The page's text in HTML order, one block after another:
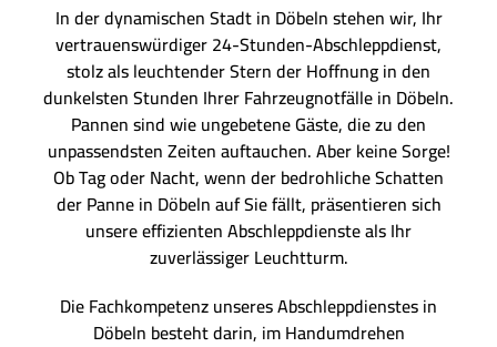
In der dynamischen Stadt in Döbeln stehen wir, Ihr
vertrauenswürdiger 24-Stunden-Abschleppdienst,
stolz als leuchtender Stern der Hoffnung in den
dunkelsten Stunden Ihrer Fahrzeugnotfälle in Döbeln.
Pannen sind wie ungebetene Gäste, die zu den
unpassendsten Zeiten auftauchen. Aber keine Sorge!
Ob Tag oder Nacht, wenn der bedrohliche Schatten
der Panne in Döbeln auf Sie fällt, präsentieren sich
unsere effizienten Abschleppdienste als Ihr
zuverlässiger Leuchtturm.
Die Fachkompetenz unseres Abschleppdienstes in
Döbeln besteht darin, im Handumdrehen